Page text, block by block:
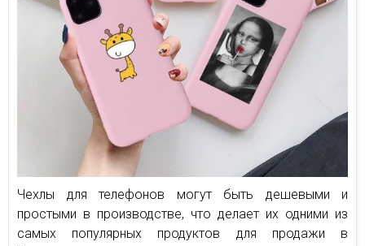
Чехлы для телефонов могут быть дешевыми и
простыми в производстве, что делает их одними из
самых популярных продуктов для продажи в